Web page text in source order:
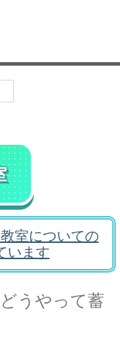
室についての
います
うやって蓄